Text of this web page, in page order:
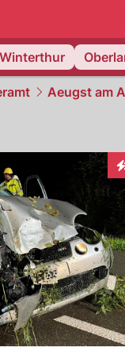
zurich.
Winterthur
Aeugst am